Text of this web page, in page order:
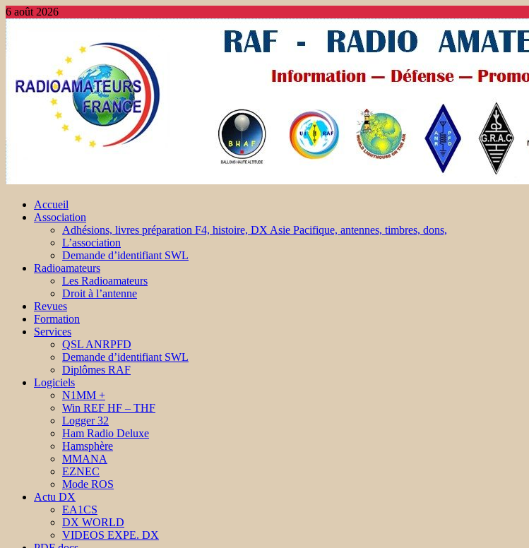
6 août 2026
Accueil
Association
Adhésions, livres préparation F4, histoire, DX Asie Pacifique, antennes, timbres, dons,
L’association
Demande d’identifiant SWL
Radioamateurs
Les Radioamateurs
Droit à l’antenne
Revues
Formation
Services
QSL ANRPFD
Demande d’identifiant SWL
Diplômes RAF
Logiciels
N1MM +
Win REF HF – THF
Logger 32
Ham Radio Deluxe
Hamsphère
MMANA
EZNEC
Mode ROS
Actu DX
EA1CS
DX WORLD
VIDEOS EXPE. DX